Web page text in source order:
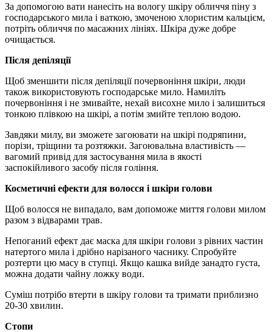
За допомогою вати нанесіть на вологу шкіру обличчя піну з
господарського мила і ваткою, змоченою хлористим кальцієм,
потріть обличчя по масажних лініях. Шкіра дуже добре
очищається.
Після депіляції
Щоб зменшити після депіляції почервоніння шкіри, люди
також використовують господарське мило. Намиліть
почервоніння і не змивайте, нехай висохне мило і залишиться
тонкою плівкою на шкірі, а потім змийте теплою водою.
Завдяки милу, ви зможете загоювати на шкірі подряпини,
порізи, тріщини та розтяжки. Загоювальна властивість —
вагомий привід для застосування мила в якості
заспокійливого засобу після гоління.
Косметичні ефекти для волосся і шкіри голови
Щоб волосся не випадало, вам допоможе миття голови милом
разом з відварами трав.
Непоганий ефект дає маска для шкіри голови з рівних частин
натертого мила і дрібно нарізаного часнику. Спробуйте
розтерти цю масу в ступці. Якщо кашка вийде занадто густа,
можна додати чайну ложку води.
Суміш потрібо втерти в шкіру голови та тримати приблизно
20-30 хвилин.
Стопи